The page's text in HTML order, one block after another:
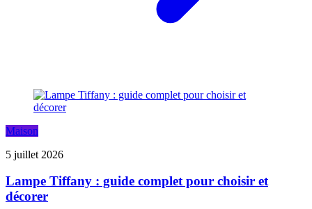
Maison
5 juillet 2026
Lampe Tiffany : guide complet pour choisir et
décorer